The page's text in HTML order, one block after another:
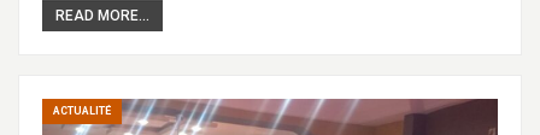
READ MORE...
ACTUALITÉ